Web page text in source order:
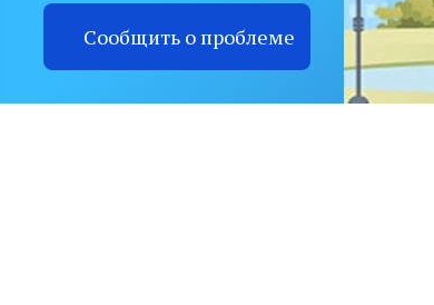
Сообщить о проблеме